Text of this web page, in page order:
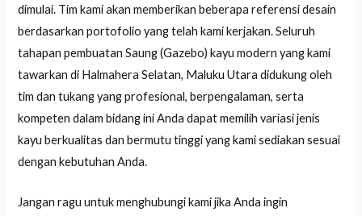
dimulai. Tim kami akan memberikan beberapa referensi desain
berdasarkan portofolio yang telah kami kerjakan. Seluruh
tahapan pembuatan Saung (Gazebo) kayu modern yang kami
tawarkan di Halmahera Selatan, Maluku Utara didukung oleh
tim dan tukang yang profesional, berpengalaman, serta
kompeten dalam bidang ini Anda dapat memilih variasi jenis
kayu berkualitas dan bermutu tinggi yang kami sediakan sesuai
dengan kebutuhan Anda.
Jangan ragu untuk menghubungi kami jika Anda ingin